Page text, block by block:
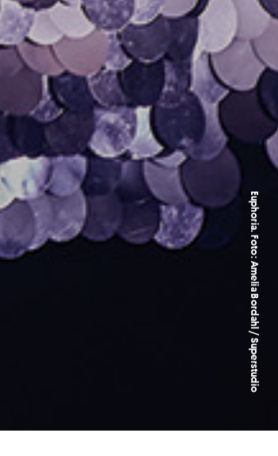
Euphoria. Foto: Amelia Bordahl / Superstudio